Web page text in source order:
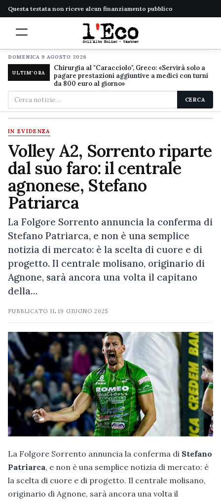
Questa testata non riceve alcun finanziamento pubblico
DOMENICA 9 AGOSTO 2026
ULTIM'ORA
Chirurgia al "Caracciolo", Greco: «Servirà solo a
pagare prestazioni aggiuntive a medici con turni
da 800 euro al giorno»
Cerca
nel
sito
CERCA
IN EVIDENZA
Volley A2, Sorrento riparte
dal suo faro: il centrale
agnonese, Stefano
Patriarca
La Folgore Sorrento annuncia la conferma di
Stefano Patriarca, e non è una semplice
notizia di mercato: è la scelta di cuore e di
progetto. Il centrale molisano, originario di
Agnone, sarà ancora una volta il capitano
della…
PUBBLICATO IL19 GIUGNO 2025
La Folgore Sorrento annuncia la conferma di Stefano
Patriarca, e non è una semplice notizia di mercato: è
la scelta di cuore e di progetto. Il centrale molisano,
originario di Agnone, sarà ancora una volta il